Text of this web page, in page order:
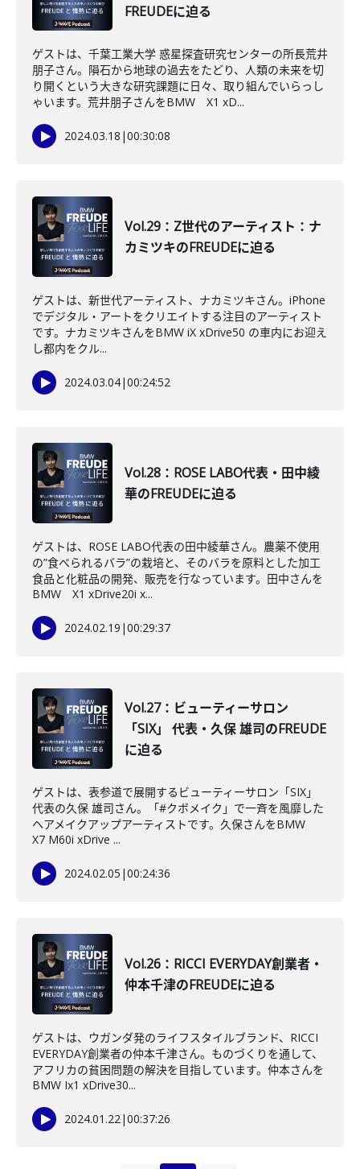
FREUDEに迫る
ゲストは、千葉工業大学 惑星探査研究センターの所長荒井
朋子さん。隕石から地球の過去をたどり、人類の未来を切
り開くという大きな研究課題に日々、取り組んでいらっし
ゃいます。荒井朋子さんをBMW X1 xD...
2024.03.18 |00:30:08
Vol.29：Z世代のアーティスト：ナ
カミツキのFREUDEに迫る
ゲストは、新世代アーティスト、ナカミツキさん。iPhone
でデジタル・アートをクリエイトする注目のアーティスト
です。ナカミツキさんをBMW iX xDrive50 の車内にお迎え
し都内をクル...
2024.03.04|00:24:52
Vol.28：ROSE LABO代表・田中綾
華のFREUDEに迫る
ゲストは、ROSE LABO代表の田中綾華さん。農薬不使用
の”食べられるバラ”の栽培と、そのバラを原料とした加工
食品と化粧品の開発、販売を行なっています。田中さんを
BMW X1 xDrive20i x...
2024.02.19 |00:29:37
Vol.27：ビューティーサロン
「SIX」 代表・久保 雄司のFREUDE
に迫る
ゲストは、表参道で展開するビューティーサロン「SIX」
代表の久保 雄司さん。「#クボメイク」で一斉を風靡した
ヘアメイクアップアーティストです。久保さんをBMW
X7 M60i xDrive ...
2024.02.05 |00:24:36
Vol.26：RICCI EVERYDAY創業者・
仲本千津のFREUDEに迫る
ゲストは、ウガンダ発のライフスタイルブランド、RICCI
EVERYDAY創業者の仲本千津さん。ものづくりを通して、
アフリカの貧困問題の解決を目指しています。仲本さんを
BMW Ix1 xDrive30...
2024.01.22|00:37:26